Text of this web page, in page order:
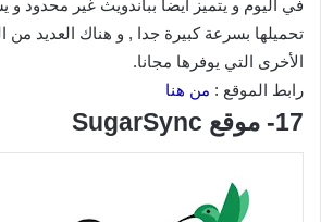
في اليوم و يتميز أيضا بباندويث غير محدود و
تحميلها بسرعة كبيرة جدا , و هناك العديد
الأخرى التي يوفرها مجانا.
رابط الموقع : من هنا
17- موقع SugarSync